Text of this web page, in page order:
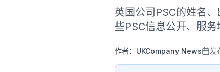
英国公司PSC的姓名
些PSC信息公开、服
作者： UKCompany News 发